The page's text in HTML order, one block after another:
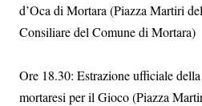
d’Oca di Mortara (Piazza Martiri
Consiliare del Comune di Mortara)
Ore 18.30: Estrazione ufficiale
mortaresi per il Gioco (Piazza